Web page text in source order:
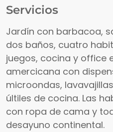
Servicios
Jardín con barbacoa,
dos baños, cuatro
juegos, cocina y office
amercicana con
microondas,
últiles de cocina. Las
con ropa de cama y
desayuno continental.